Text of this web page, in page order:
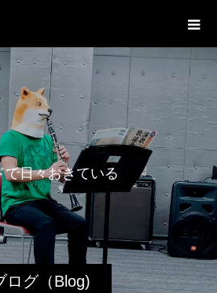
ログ（Blog)
日々おきている日